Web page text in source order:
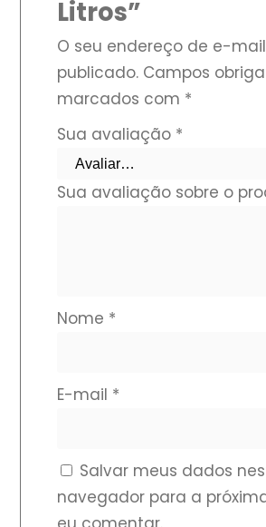
Litros”
O seu endereço de e-
publicado. Campos
marcados com *
Sua avaliação *
Sua avaliação sobre o
Nome *
E-mail *
Salvar meus dados
navegador para a